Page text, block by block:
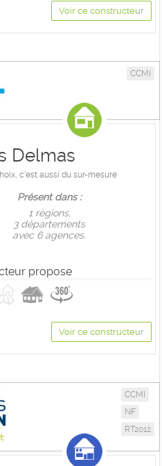
Voir ce constructeur
CCMI
Delmas
c'est aussi du sur-mesure
Présent dans :
1 règions,
3 départements
avec 6 agences.
propose
Voir ce constructeur
CCMI
NF
RT2012